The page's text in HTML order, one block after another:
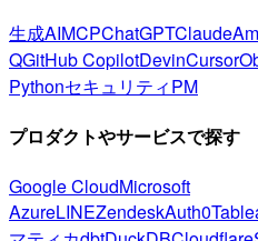
生成AIMCPChatGPTClaude
QGitHub CopilotDevinCursor
PythonセキュリティPM
プロダクトやサービスで探す
Google CloudMicrosoft
AzureLINEZendeskAuth0